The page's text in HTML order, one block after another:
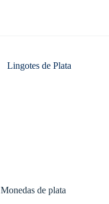
Lingotes de Plata
Monedas de plata